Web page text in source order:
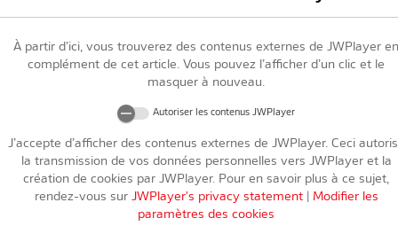
À partir d’ici, vous trouverez des contenus externes de JWPlayer en
complément de cet article. Vous pouvez l’afficher d’un clic et le
masquer à nouveau.
Autoriser les contenus JWPlayer
J’accepte d’afficher des contenus externes de JWPlayer. Ceci
la transmission de vos données personnelles vers JWPlayeret la
création de cookies par JWPlayer. Pour en savoir plus à ce sujet,
rendez-vous sur JWPlayer's privacy statement| Modifier les
paramètres des cookies